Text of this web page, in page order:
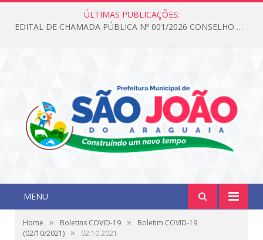
ÚLTIMAS PUBLICAÇÕES:
EDITAL DE CHAMADA PÚBLICA Nº 001/2026 CONSELHO DOS DIREITOS DA CRIANÇA E DO ADOLESCENTE
MENU
Home » Boletins COVID-19 »
Boletim COVID-19
(02/10/2021) » 02.10.2021